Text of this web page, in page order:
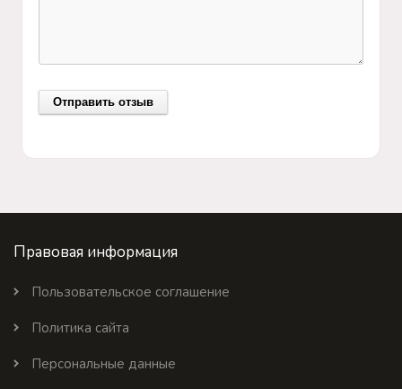
Правовая информация
Пользовательское соглашение
Политика сайта
Персональные данные